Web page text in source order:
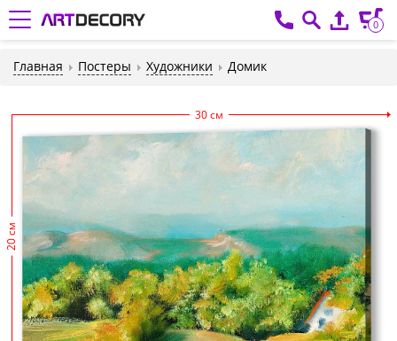
0
Главная Постеры Художники Домик
30 см
20 см